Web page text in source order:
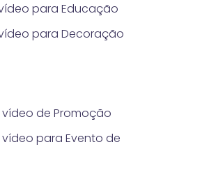
para Educação
para Decoração
de Promoção
para Evento de